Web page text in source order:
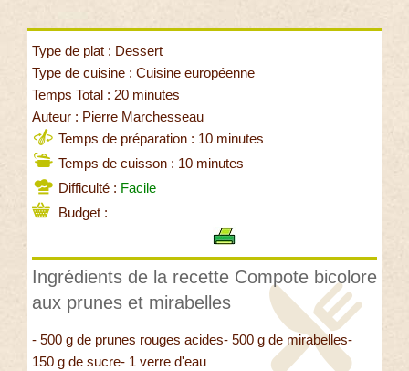
Type de plat : Dessert
Type de cuisine : Cuisine européenne
Temps Total : 20 minutes
Auteur : Pierre Marchesseau
Temps de préparation : 10 minutes
Temps de cuisson : 10 minutes
Difficulté : Facile
Budget :
Ingrédients de la recette Compote bicolore
aux prunes et mirabelles
- 500 g de prunes rouges acides- 500 g de mirabelles-
150 g de sucre- 1 verre d'eau